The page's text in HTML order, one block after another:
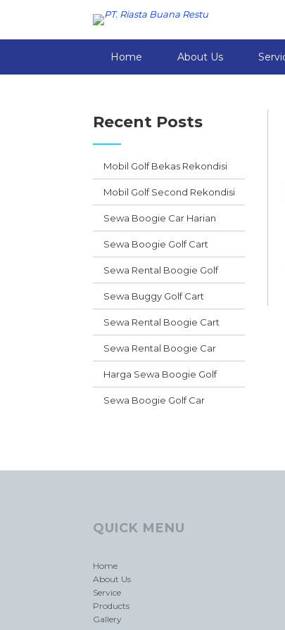
Home About Us
Recent Posts
Mobil Golf Bekas Rekondisi
Mobil Golf Second Rekondisi
Sewa Boogie Car Harian
Sewa Boogie Golf Cart
Sewa Rental Boogie Golf
Sewa Buggy Golf Cart
Sewa Rental Boogie Cart
Sewa Rental Boogie Car
Harga Sewa Boogie Golf
Sewa Boogie Golf Car
QUICK MENU
Home
About Us
Service
Products
Gallery